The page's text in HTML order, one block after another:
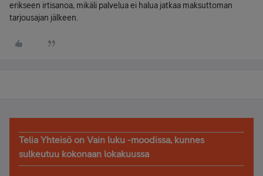
erikseen irtisanoa, mikäli palvelua ei halua jatkaa maksuttoman
tarjousajan jälkeen.
Telia Yhteisö on Vain luku -moodissa, kunnes
sulkeutuu kokonaan lokakuussa